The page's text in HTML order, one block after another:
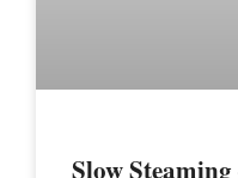
Slow